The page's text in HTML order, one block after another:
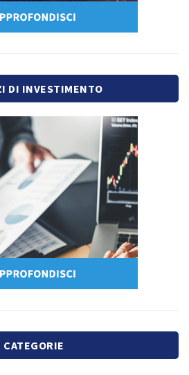
DI INVESTIMENTO
CATEGORIE